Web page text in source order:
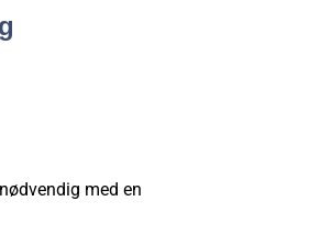
med en